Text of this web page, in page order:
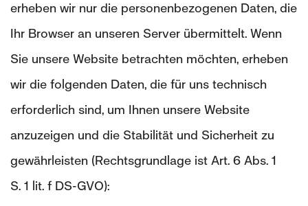
erheben wir nur die personenbezogenen Daten, die
Ihr Browser an unseren Server übermittelt. Wenn
Sie unsere Website betrachten möchten, erheben
wir die folgenden Daten, die für uns technisch
erforderlich sind, um Ihnen unsere Website
anzuzeigen und die Stabilität und Sicherheit zu
gewährleisten (Rechtsgrundlage ist Art. 6 Abs. 1
S. 1 lit. f DS-GVO):